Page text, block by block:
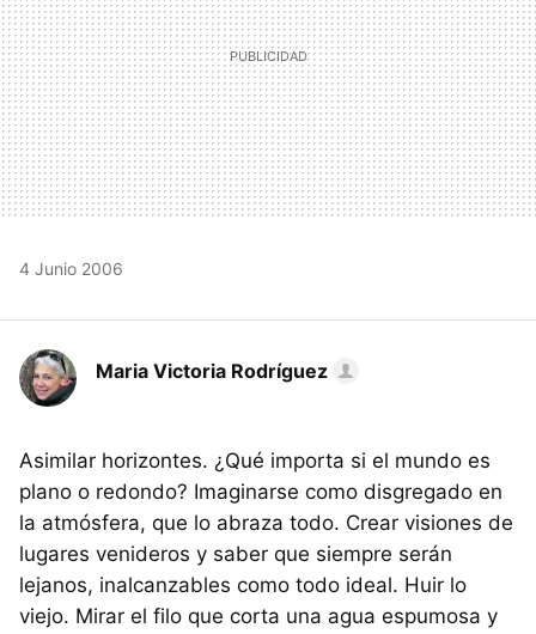
4 Junio 2006
Maria Victoria Rodríguez
Asimilar horizontes. ¿Qué importa si el mundo es
plano o redondo? Imaginarse como disgregado en
la atmósfera, que lo abraza todo. Crear visiones de
lugares venideros y saber que siempre serán
lejanos, inalcanzables como todo ideal. Huir lo
viejo. Mirar el filo que corta una agua espumosa y